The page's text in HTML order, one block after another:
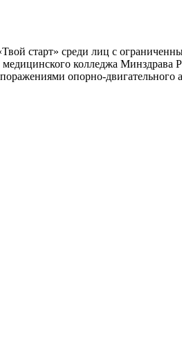
старт» среди лиц с
колледжа Минздрава
опорно-двигательного